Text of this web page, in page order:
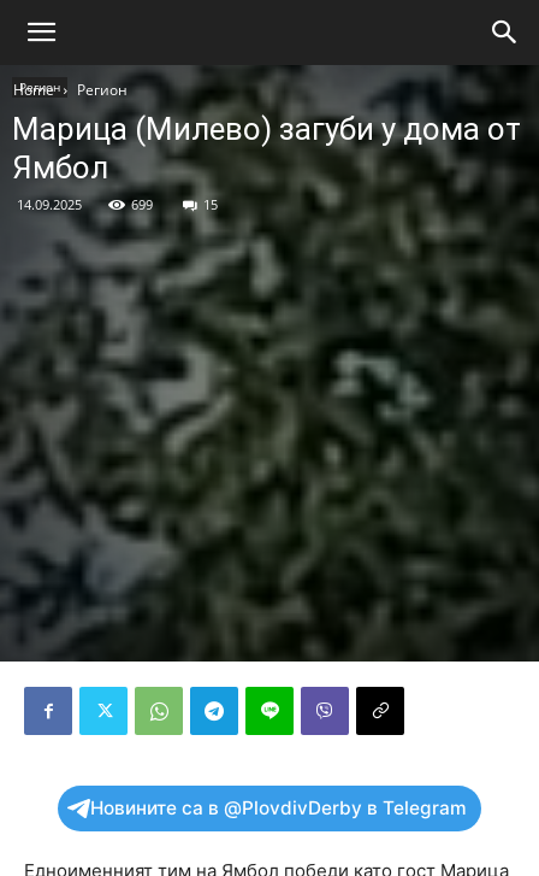
Home Регион
Регион
Марица (Милево) загуби у дома от
Ямбол
14.09.2025 699 15
Новините са в @PlovdivDerby в Telegram
Едноименният тим на Ямбол победи като гост Марица